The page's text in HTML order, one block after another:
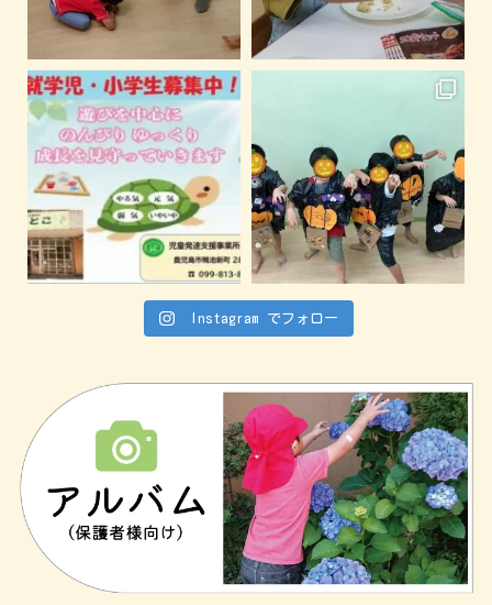
Instagram でフォロー